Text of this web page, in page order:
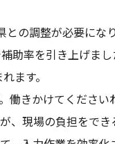
の調整が必要に
助率を引き上げま
ます。
きかけてください
現場の負担をで